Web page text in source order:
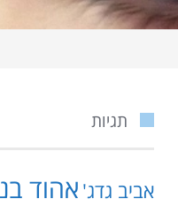
תגיות
אביב גדג' אהוד